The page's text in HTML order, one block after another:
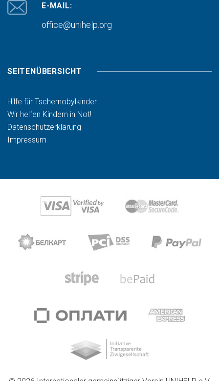
E-MAIL:
office@unihelp.org
SEITENÜBERSICHT
Hilfe für Tschernobylkinder
Wir helfen Kindern in Not!
Datenschutzerklärung
Impressum